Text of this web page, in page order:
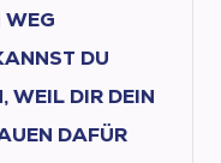
WEG
DU E
DIR DEIN T
DAFÜR S